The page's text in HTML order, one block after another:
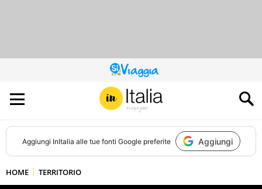
QUESTO
SITO
CONTRIBUISCE
ALL’AUDIENCE
DI
Aggiungi InItalia alle tue fonti Google preferite Aggiungi
HOME TERRITORIO